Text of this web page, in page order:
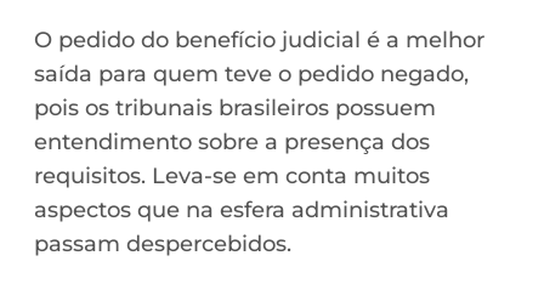
O pedido do benefício judicial é a melhor
saída para quem teve o pedido negado,
pois os tribunais brasileiros possuem
entendimento sobre a presença dos
requisitos. Leva-se em conta muitos
aspectos que na esfera administrativa
passam despercebidos.